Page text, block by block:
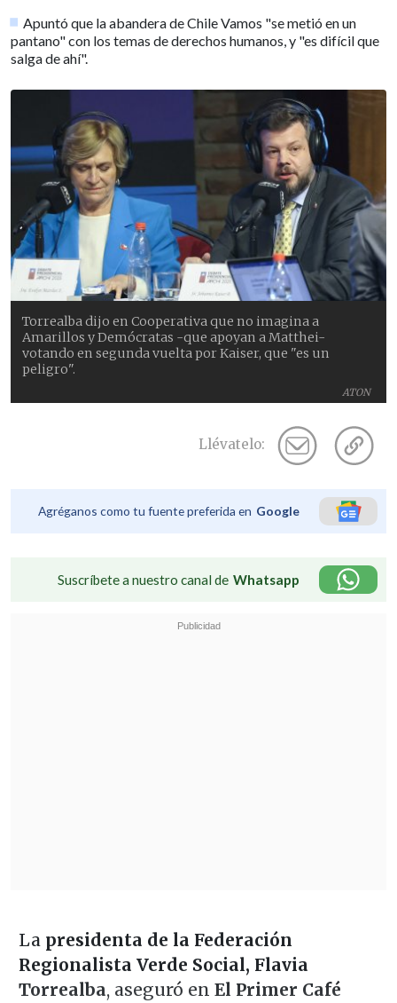
Apuntó que la abandera de Chile Vamos "se metió en un
pantano" con los temas de derechos humanos, y "es difícil que
salga de ahí".
ATON
Torrealba dijo en Cooperativa que no imagina a
Amarillos y Demócratas -que apoyan a Matthei-
votando en segunda vuelta por Kaiser, que "es un
peligro".
Llévatelo:
Agréganos como tu fuente preferida en Google
Suscríbete a nuestro canal de Whatsapp
La presidenta de la Federación
Regionalista Verde Social, Flavia
Torrealba, aseguró en El Primer Café